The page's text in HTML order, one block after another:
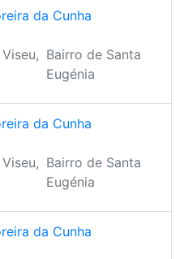
da Cunha
Bairro de Santa
Eugénia
da Cunha
Bairro de Santa
Eugénia
da Cunha